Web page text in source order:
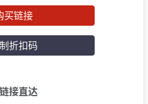
买链接
折扣码
接直达